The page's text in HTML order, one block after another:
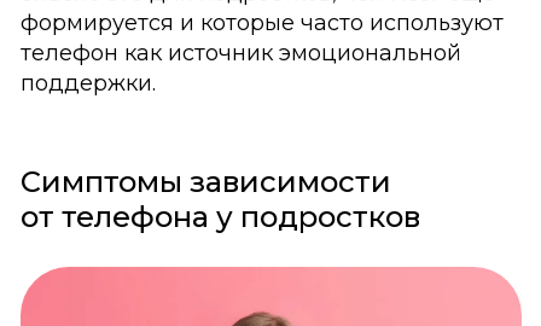
формируется и которые часто используют
телефон как источник эмоциональной
поддержки.
Симптомы зависимости
от телефона у подростков